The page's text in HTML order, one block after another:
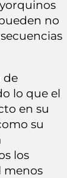
no
de
lo que el
en su
su
los
menos